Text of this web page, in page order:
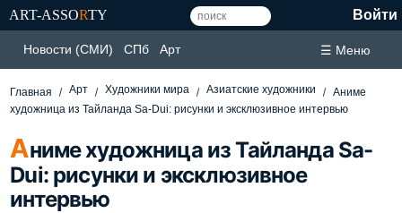
ART-ASSORTY Войти
Новости (СМИ) СПб Арт ☰ Меню
Главная Арт Художники мира Азиатские художники
Аниме
художница из Тайланда Sa-Dui: рисунки и эксклюзивное интервью
Аниме художница из Тайланда Sa-
Dui: рисунки и эксклюзивное
интервью